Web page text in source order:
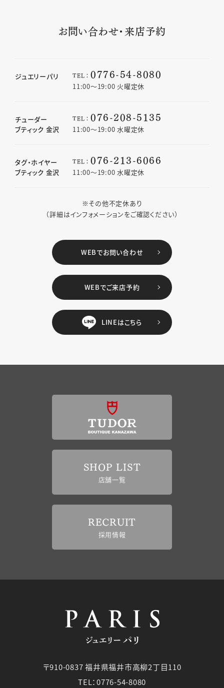
お問い合わせ・来店予約
ジュエリーパリ TEL： 0776-54-8080
11:00〜19:00 火曜定休
チューダー
ブティック 金沢
TEL： 076-208-5135
11:00〜19:00 水曜定休
タグ・ホイヤー
ブティック 金沢
TEL： 076-213-6066
11:00〜19:00 水曜定休
※その他不定休あり
（詳細はインフォメーションをご確認ください）
WEBでお問い合わせ
WEBでご来店予約
LINEはこちら
SHOP LIST
店舗一覧
RECRUIT
採用情報
〒910-0837 福井県福井市高柳2丁目110
TEL：0776-54-8080